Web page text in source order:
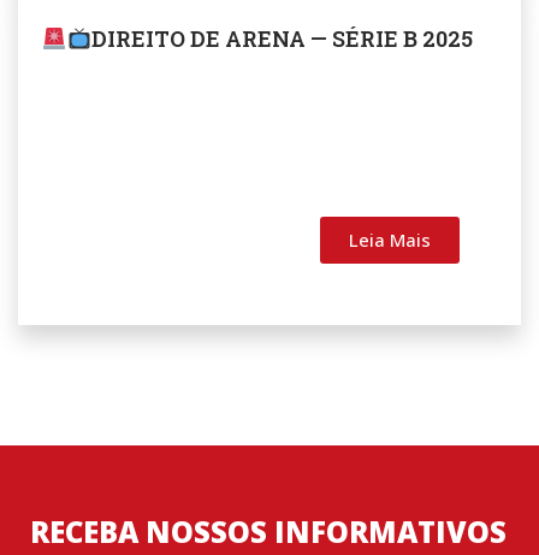
DIREITO DE ARENA — SÉRIE B 2025
Leia Mais
RECEBA NOSSOS INFORMATIVOS